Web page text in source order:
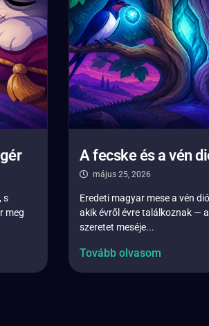
s
meg
A fecske és a vén
május 25, 2026
Eredeti magyar mese a vén
akik évről évre találkoznak —
szeretet meséje...
Tovább olvasom